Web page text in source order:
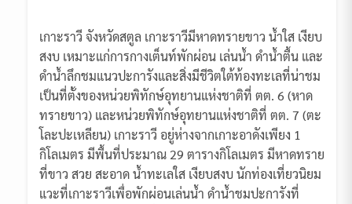
เกาะราวี จังหวัดสตูล เกาะราวีมีหาดทรายขาว น้ำใส เงียบ
สงบ เหมาะแก่การกางเต็นท์พักผ่อน เล่นน้ำ ดำน้ำตื้น และ
ดำน้ำลึกชมแนวปะการังและสิ่งมีชีวิตใต้ท้องทะเลที่น่าชม
เป็นที่ตั้งของหน่วยพิทักษ์อุทยานแห่งชาติที่ ตต. 6 (หาด
ทรายขาว) และหน่วยพิทักษ์อุทยานแห่งชาติที่ ตต. 7 (ตะ
โละปะเหลียน) เกาะราวี อยู่ห่างจากเกาะอาดังเพียง 1
กิโลเมตร มีพื้นที่ประมาณ 29 ตารางกิโลเมตร มีหาดทราย
ที่ขาว สวย สะอาด น้ำทะเลใส เงียบสงบ นักท่องเที่ยวนิยม
แวะที่เกาะราวีเพื่อพักผ่อนเล่นน้ำ ดำน้ำชมปะการังที่